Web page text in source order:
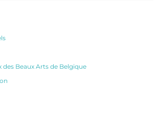
des Beaux Arts de Belgique